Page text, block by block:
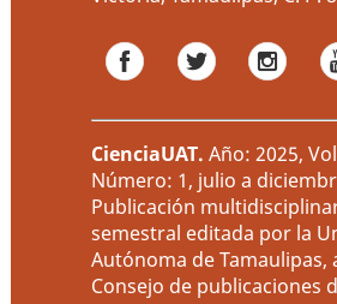
CienciaUAT. Año: 2025,
Número: 1, julio a
Publicación
semestral editada por la
Autónoma de Tamaulipas,
Consejo de publicaciones